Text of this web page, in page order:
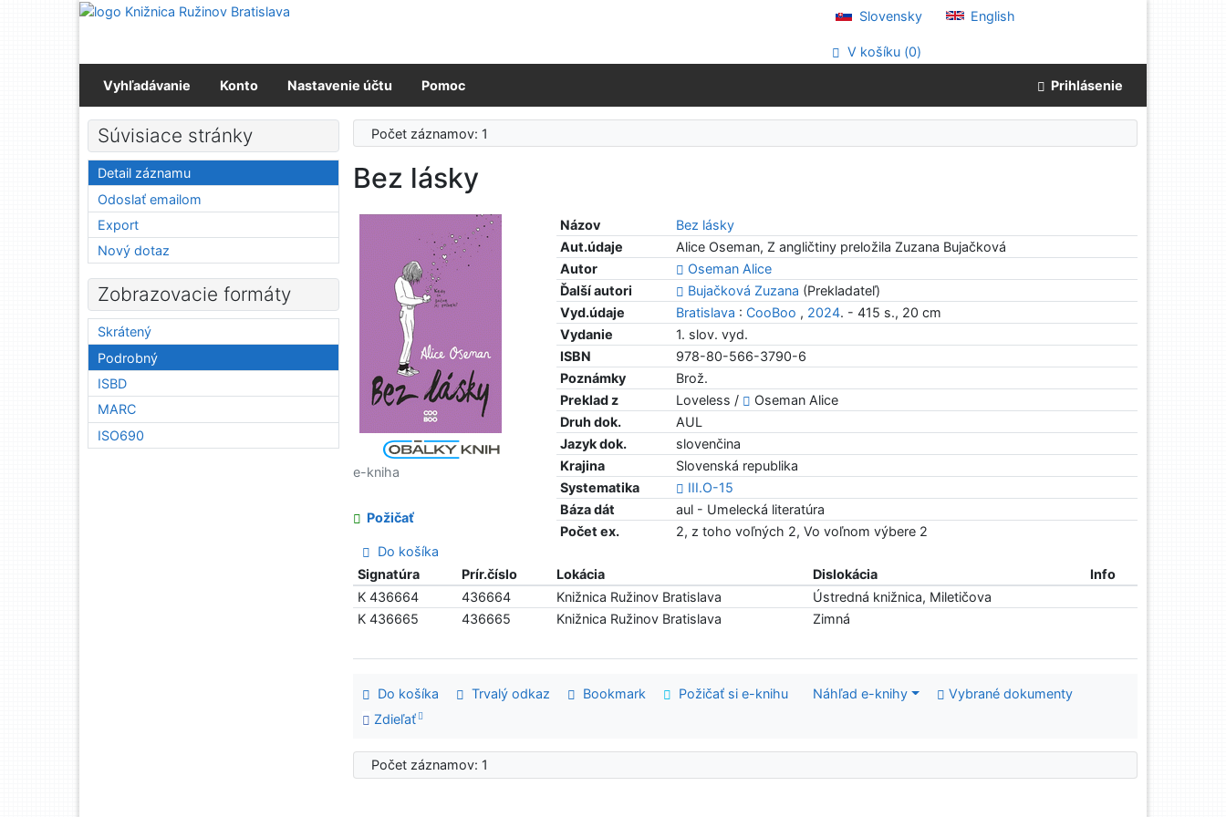
Prejsť na obsah
Slovensky English
V košíku (0)
Vyhľadávanie Konto Nastavenie účtu Pomoc Prihlásenie
Počet záznamov: 1
Bez lásky
Názov
Bez lásky
Aut.údaje
Alice Oseman, Z angličtiny preložila Zuzana Bujačková
Autor
Oseman Alice
Ďalší autori
Bujačková Zuzana (Prekladateľ)
Vyd.údaje
Bratislava :CooBoo , 2024. - 415 s., 20 cm
Vydanie
1. slov. vyd.
ISBN
978-80-566-3790-6
Poznámky
Brož.
Preklad z
Loveless /
Oseman Alice
Druh dok.
AUL
Jazyk dok.
slovenčina
Krajina
Slovenská republika
Systematika
III.O-15
Báza dát
aul - Umelecká literatúra
Počet ex.
2, z toho voľných 2, Vo voľnom výbere 2
e-kniha
Požičať
Do košíka
Signatúra
Prír.číslo Lokácia Dislokácia
Info
K 436664
436664 Knižnica Ružinov Bratislava
Ústredná knižnica, Miletičova
K 436665
436665 Knižnica Ružinov Bratislava Zimná
Do košíka Trvalý odkaz Bookmark Požičať si e-knihu Náhľad e-knihy
Vybrané dokumenty
Zdieľať
Počet záznamov: 1
Súvisiace stránky
Detail záznamu
Odoslať emailom
Export
Nový dotaz
Zobrazovacie formáty
Skrátený
Podrobný
ISBD
MARC
ISO690